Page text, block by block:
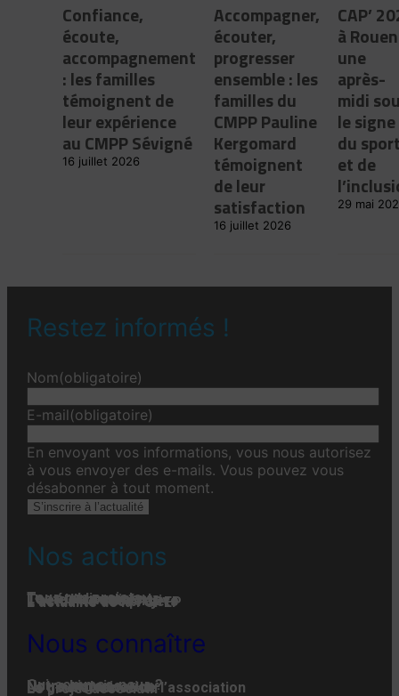
Confiance,
écoute,
accompagnement
: les familles
témoignent de
leur expérience
au CMPP Sévigné
16 juillet 2026
Accompagner,
écouter,
progresser
ensemble : les
familles du
CMPP Pauline
Kergomard
témoignent
de leur
satisfaction
16 juillet 2026
CAP’
à
une
après-
midi
le signe
du
et de
29 mai
Restez informés !
Nom(obligatoire)
E-mail(obligatoire)
En envoyant vos informations, vous nous autorisez
à vous envoyer des e-mails. Vous pouvez vous
désabonner à tout moment.
S’inscrire à l’actualité
Nos actions
Tous nos projets
Les établissements
Toute l’actualité
L'actualité associative
L’actualité des projets
L’actualité de la FGPEP
Nous connaître
Qui-sommes-nous ?
Notre histoire
Notre organisation
La gouvernance de l’association
Le projet associatif